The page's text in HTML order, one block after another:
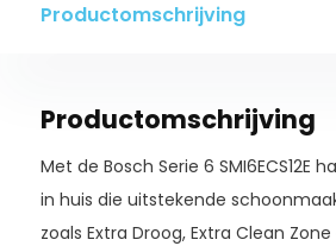
Productomschrijving
Productomschrijving
Met de Bosch Serie 6
in huis die uitstekende
zoals Extra Droog, Extra Clean